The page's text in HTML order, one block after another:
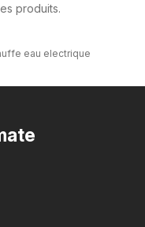
produits.
eau electrique